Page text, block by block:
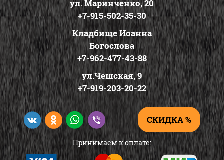
ул. Маринченко, 20
+7-915-502-35-30
Кладбище Иоанна
Богослова
+7-962-477-43-88
ул.Чешская, 9
+7-919-203-20-22
СКИДКА %
Принимаем к оплате: